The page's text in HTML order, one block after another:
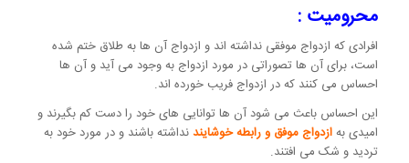
محرومیت :
افرادی که ازدواج موفقی نداشته اند و ازدواج آن ها به طلاق ختم شده
است، برای آن ها تصوراتی در مورد ازدواج به وجود می آید و آن ها
احساس می کنند که در ازدواج فریب خورده اند.
این احساس باعث می شود آن ها توانایی های خود را دست کم بگیرند و
امیدی بهازدواج موفق و رابطه خوشایندنداشته باشند و در مورد خود به
تردید و شک می افتند.